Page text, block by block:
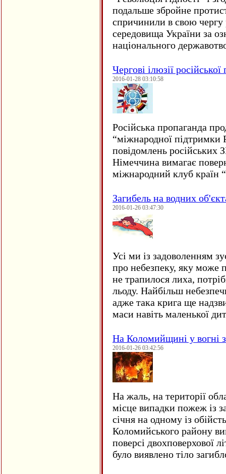
подальше збройне
спричинили в свою чергу
середовища України за
національного
Чергові ілюзії
2016-01-28 03:10:58
Російська пропаганда
“міжнародної підтримки
повідомлень російських
Німеччина вимагає
міжнародний клуб країн
Загибель на водних
2016-01-26 03:47:30
Усі ми із задоволенням
про небезпеку, яку може
не трапилося лиха,
льоду. Найбільш
адже така крига ще
маси навіть маленької
На Коломийщині у вогні
2016-01-26 03:42:56
На жаль, на території
місце випадки пожеж із
січня на одному із
Коломийського району
поверсі двохповерхової
було виявлено тіло